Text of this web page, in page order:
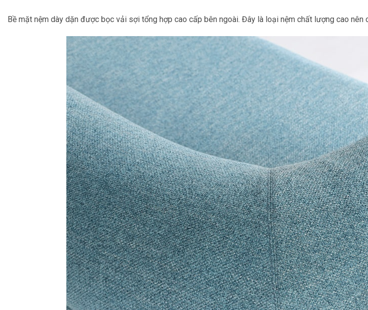
Bề mặt nệm dày dặn được bọc vải sợi tổng hợp cao cấp bên ngoài. Đây là loại nệm chất lượng cao nên